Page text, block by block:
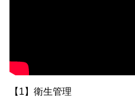
【1】衛生管理